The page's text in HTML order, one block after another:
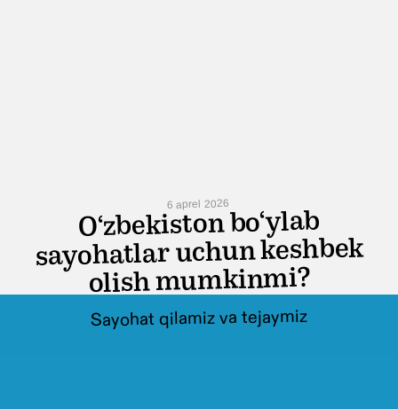
Sayohat qilamiz va tejaymiz
6 aprel 2026
O‘zbekiston bo‘ylab
sayohatlar uchun keshbek
olish mumkinmi?